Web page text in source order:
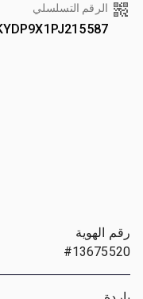
الرقم التسلسلي
رقم الهوية
#13675520